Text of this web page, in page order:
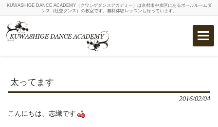
KUWASHIGE DANCE ACADEMY（クワシゲダンスアカデミー）は京都市中京区にあるボールルームダ
ンス（社交ダンス）の教室です。無料体験レッスンも行っています。
太ってます
2016/02/04
こんにちは、志織です